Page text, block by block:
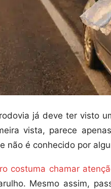
já deve ter visto
vista, parece
não é conhecido por
costuma chamar
Mesmo assim,